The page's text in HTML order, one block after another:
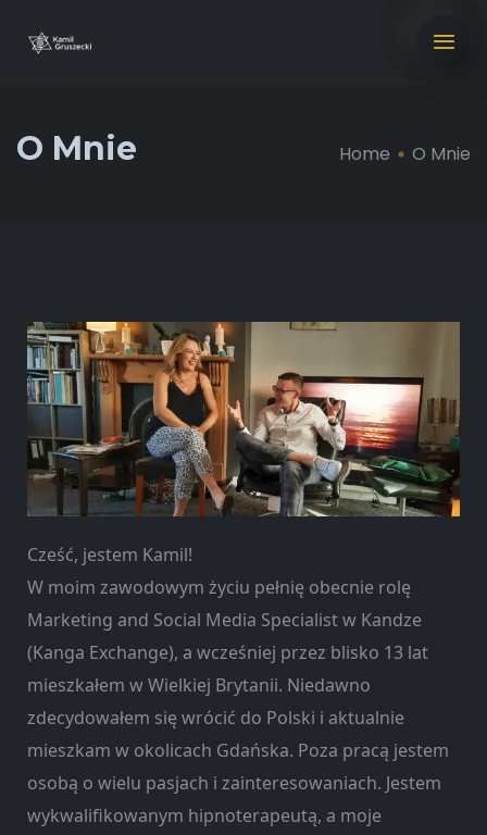
O Mnie Home O Mnie
Cześć, jestem Kamil!
W moim zawodowym życiu pełnię obecnie rolę
Marketing and Social Media Specialist w Kandze
(Kanga Exchange), a wcześniej przez blisko 13 lat
mieszkałem w Wielkiej Brytanii. Niedawno
zdecydowałem się wrócić do Polski i aktualnie
mieszkam w okolicach Gdańska. Poza pracą jestem
osobą o wielu pasjach i zainteresowaniach. Jestem
wykwalifikowanym hipnoterapeutą, a moje